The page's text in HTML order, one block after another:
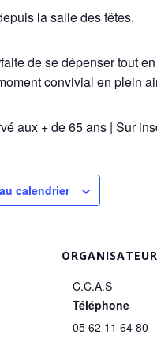
la salle des fêtes.
de se dépenser tout en
convivial en plein
aux + de 65 ans | Sur
calendrier
ORGANISATEUR
C.C.A.S
Téléphone
05 62 11 64 80